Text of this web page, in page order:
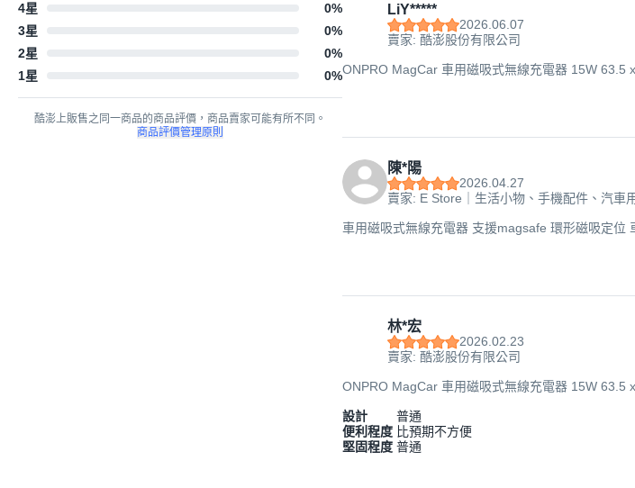
4星
0%
3星
0%
2星
0%
1星
0%
酷澎上販售之同一商品的商品評價，商品賣家可能有所不同。
商品評價管理原則
LiY*****
2026.06.07
賣家: 酷澎股份有限公司
ONPRO MagCar 車用磁吸式無線充電器 15W
陳*陽
2026.04.27
賣家: E Store｜生活小物、手機配件、汽車
車用磁吸式無線充電器 支援magsafe 環形磁吸定位
林*宏
2026.02.23
賣家: 酷澎股份有限公司
ONPRO MagCar 車用磁吸式無線充電器 15W
設計
普通
便利程度 比預期不方便
堅固程度 普通